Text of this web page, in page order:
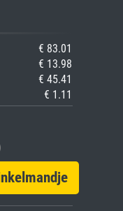
€ 83.01
€ 13.98
€ 45.41
€ 1.11